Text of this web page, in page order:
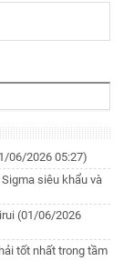
06/2026 05:27)
siêu khẩu và
(01/06/2026
tốt nhất trong tầm